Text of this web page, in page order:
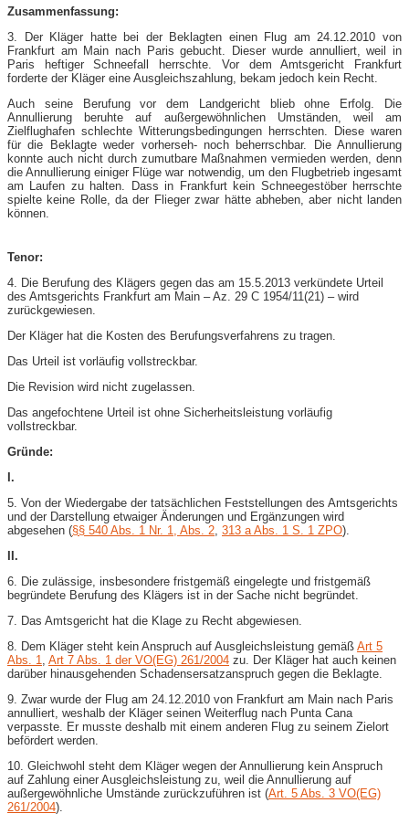
Zusammenfassung:
3. Der Kläger hatte bei der Beklagten einen Flug am 24.12.2010 von
Frankfurt am Main nach Paris gebucht. Dieser wurde annulliert, weil in
Paris heftiger Schneefall herrschte. Vor dem Amtsgericht Frankfurt
forderte der Kläger eine Ausgleichszahlung, bekam jedoch kein Recht.
Auch seine Berufung vor dem Landgericht blieb ohne Erfolg. Die
Annullierung beruhte auf außergewöhnlichen Umständen, weil am
Zielflughafen schlechte Witterungsbedingungen herrschten. Diese waren
für die Beklagte weder vorherseh- noch beherrschbar. Die Annullierung
konnte auch nicht durch zumutbare Maßnahmen vermieden werden, denn
die Annullierung einiger Flüge war notwendig, um den Flugbetrieb ingesamt
am Laufen zu halten. Dass in Frankfurt kein Schneegestöber herrschte
spielte keine Rolle, da der Flieger zwar hätte abheben, aber nicht landen
können.
Tenor:
4. Die Berufung des Klägers gegen das am 15.5.2013 verkündete Urteil
des Amtsgerichts Frankfurt am Main – Az. 29 C 1954/11(21) – wird
zurückgewiesen.
Der Kläger hat die Kosten des Berufungsverfahrens zu tragen.
Das Urteil ist vorläufig vollstreckbar.
Die Revision wird nicht zugelassen.
Das angefochtene Urteil ist ohne Sicherheitsleistung vorläufig
vollstreckbar.
Gründe:
I.
5. Von der Wiedergabe der tatsächlichen Feststellungen des Amtsgerichts
und der Darstellung etwaiger Änderungen und Ergänzungen wird
abgesehen (§§ 540 Abs. 1 Nr. 1, Abs. 2 313 a Abs. 1 S. 1 ZPO).
II.
6. Die zulässige, insbesondere fristgemäß eingelegte und fristgemäß
begründete Berufung des Klägers ist in der Sache nicht begründet.
7. Das Amtsgericht hat die Klage zu Recht abgewiesen.
8. Dem Kläger steht kein Anspruch auf Ausgleichsleistung gemäß Art 5
Abs. 1 Art 7 Abs. 1 der VO(EG) 261/2004 zu. Der Kläger hat auch keinen
darüber hinausgehenden Schadensersatzanspruch gegen die Beklagte.
9. Zwar wurde der Flug am 24.12.2010 von Frankfurt am Main nach Paris
annulliert, weshalb der Kläger seinen Weiterflug nach Punta Cana
verpasste. Er musste deshalb mit einem anderen Flug zu seinem Zielort
befördert werden.
10. Gleichwohl steht dem Kläger wegen der Annullierung kein Anspruch
auf Zahlung einer Ausgleichsleistung zu, weil die Annullierung auf
außergewöhnliche Umstände zurückzuführen ist (Art. 5 Abs. 3 VO(EG)
261/2004).